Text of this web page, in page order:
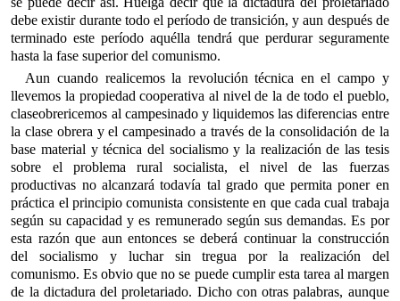
debe existir durante todo el período de transición, y aun después de
terminado este período aquélla tendrá que perdurar seguramente
hasta la fase superior del comunismo.
Aun cuando realicemos la revolución técnica en el campo y
llevemos la propiedad cooperativa al nivel de la de todo el pueblo,
claseobrericemos al campesinado y liquidemos las diferencias entre
la clase obrera y el campesinado a través de la consolidación de la
base material y técnica del socialismo y la realización de las tesis
sobre el problema rural socialista, el nivel de las fuerzas
productivas no alcanzará todavía tal grado que permita poner en
práctica el principio comunista consistente en que cada cual trabaja
según su capacidad y es remunerado según sus demandas. Es por
esta razón que aun entonces se deberá continuar la construcción
del socialismo y luchar sin tregua por la realización del
comunismo. Es obvio que no se puede cumplir esta tarea al margen
de la dictadura del proletariado. Dicho con otras palabras, aunque